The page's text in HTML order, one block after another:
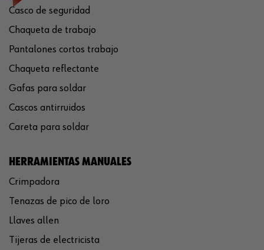
Casco de seguridad
Chaqueta de trabajo
Pantalones cortos trabajo
Chaqueta reflectante
Gafas para soldar
Cascos antirruidos
Careta para soldar
HERRAMIENTAS MANUALES
Crimpadora
Tenazas de pico de loro
Llaves allen
Tijeras de electricista